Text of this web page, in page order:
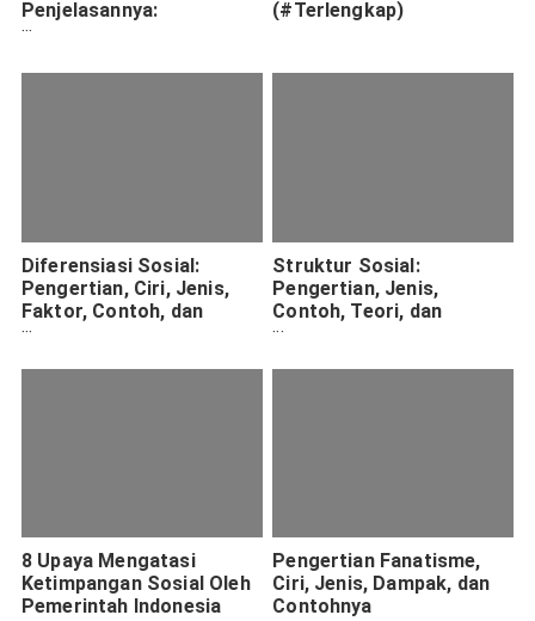
Penjelasannya:
Fungsionalisme,
dan Pertentangan
(#Terlengkap)
Diferensiasi Sosial:
Pengertian, Ciri, Jenis,
Faktor, Contoh, dan
Dampaknya di Indonesia
Struktur Sosial:
Pengertian, Jenis,
Contoh, Teori, dan
Perubahan di Indonesia
8 Upaya Mengatasi
Ketimpangan Sosial Oleh
Pemerintah Indonesia
Pengertian Fanatisme,
Ciri, Jenis, Dampak, dan
Contohnya